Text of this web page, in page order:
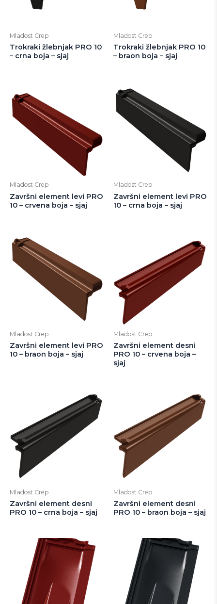
Mladost Crep
Trokraki žlebnjak PRO 10
– crna boja – sjaj
Mladost Crep
Trokraki žlebnjak PRO 10
– braon boja – sjaj
Mladost Crep
Završni element levi PRO
10 – crvena boja – sjaj
Mladost Crep
Završni element levi PRO
10 – crna boja – sjaj
Mladost Crep
Završni element levi PRO
10 – braon boja – sjaj
Mladost Crep
Završni element desni
PRO 10 – crvena boja –
sjaj
Mladost Crep
Završni element desni
PRO 10 – crna boja – sjaj
Mladost Crep
Završni element desni
PRO 10 – braon boja – sjaj